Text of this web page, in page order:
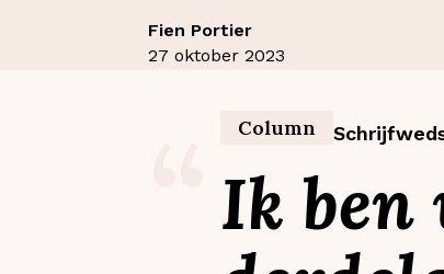
Fien Portier
27 oktober 2023
Column
Ik ben